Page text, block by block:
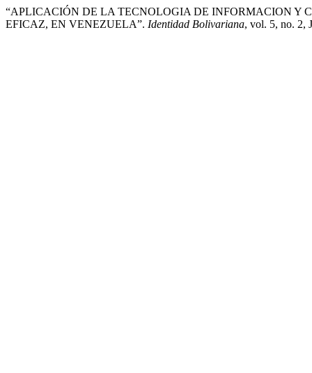
“APLICACIÓN DE LA TECNOLOGIA DE INFORMACION Y
EFICAZ, EN VENEZUELA”. Identidad Bolivariana, vol. 5, no. 2,